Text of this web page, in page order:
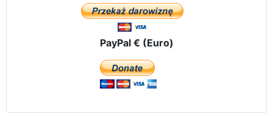
PayPal € (Euro)